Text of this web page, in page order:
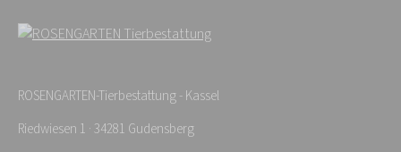
ROSENGARTEN-Tierbestattung - Kassel
Riedwiesen 1 · 34281 Gudensberg